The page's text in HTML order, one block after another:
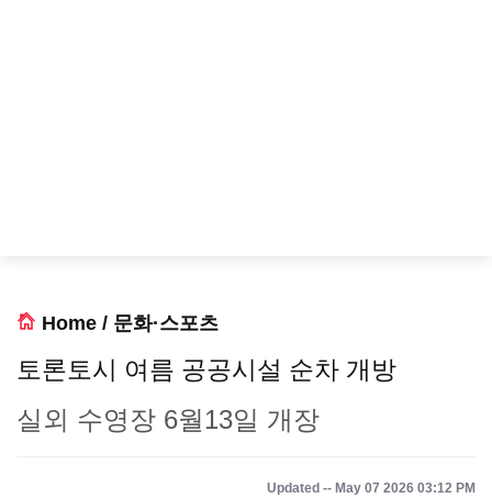
Home / 문화·스포츠
토론토시 여름 공공시설 순차 개방
실외 수영장 6월13일 개장
Updated -- May 07 2026 03:12 PM